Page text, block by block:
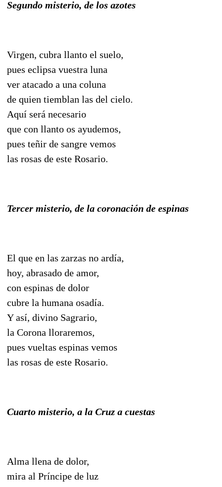
Segundo misterio, de los azotes
Virgen, cubra llanto el suelo,
pues eclipsa vuestra luna
ver atacado a una coluna
de quien tiemblan las del cielo.
Aquí será necesario
que con llanto os ayudemos,
pues teñir de sangre vemos
las rosas de este Rosario.
Tercer misterio, de la coronación de espinas
El que en las zarzas no ardía,
hoy, abrasado de amor,
con espinas de dolor
cubre la humana osadía.
Y así, divino Sagrario,
la Corona lloraremos,
pues vueltas espinas vemos
las rosas de este Rosario.
Cuarto misterio, a la Cruz a cuestas
Alma llena de dolor,
mira al Príncipe de luz